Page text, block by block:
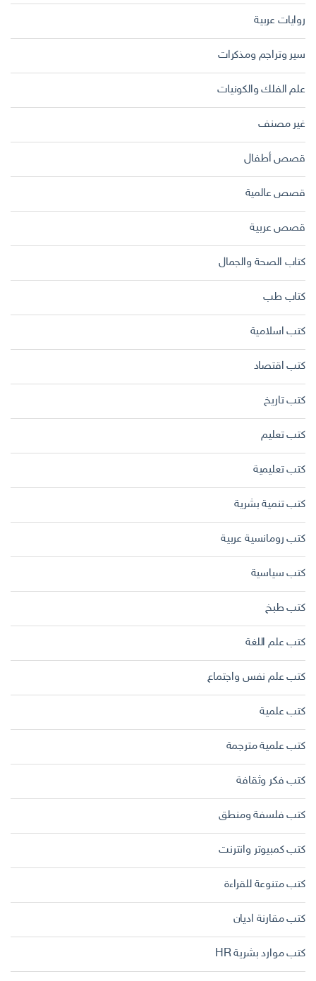
روايات عربية
سير وتراجم ومذكرات
علم الفلك والكونيات
غير مصنف
قصص أطفال
قصص عالمية
قصص عربية
كتاب الصحة والجمال
كتاب طب
كتب اسلامية
كتب اقتصاد
كتب تاريخ
كتب تعليم
كتب تعليمية
كتب تنمية بشرية
كتب رومانسية عربية
كتب سياسية
كتب طبخ
كتب علم اللغة
كتب علم نفس واجتماع
كتب علمية
كتب علمية مترجمة
كتب فكر وثقافة
كتب فلسفة ومنطق
كتب كمبيوتر وانترنت
كتب متنوعة للقراءة
كتب مقارنة اديان
كتب موارد بشرية HR